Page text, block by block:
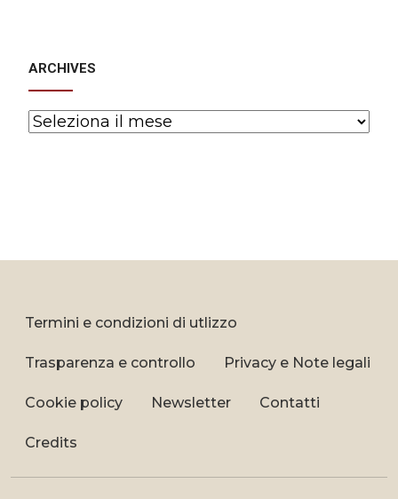
ARCHIVES
Archives
Termini e condizioni di utlizzo
Trasparenza e controllo Privacy e Note legali
Cookie policy Newsletter Contatti
Credits